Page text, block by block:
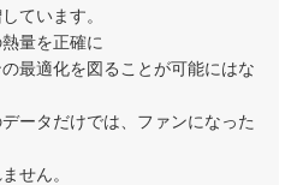
ています。
量を正確に
最適化を図ることが可能にはな
ータだけでは、ファンになった
せん。